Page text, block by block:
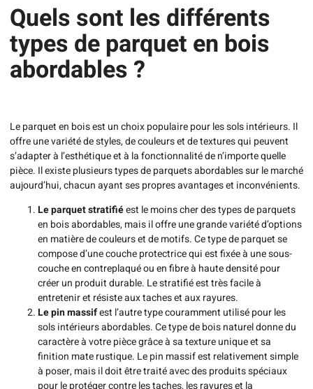
Quels sont les différents
types de parquet en bois
abordables ?
Le parquet en bois est un choix populaire pour les sols intérieurs. Il
offre une variété de styles, de couleurs et de textures qui peuvent
s’adapter à l’esthétique et à la fonctionnalité de n’importe quelle
pièce. Il existe plusieurs types de parquets abordables sur le marché
aujourd’hui, chacun ayant ses propres avantages et inconvénients.
Le parquet stratifiéest le moins cher des types de parquets
en bois abordables, mais il offre une grande variété d’options
en matière de couleurs et de motifs. Ce type de parquet se
compose d’une couche protectrice qui est fixée à une sous-
couche en contreplaqué ou en fibre à haute densité pour
créer un produit durable. Le stratifié est très facile à
entretenir et résiste aux taches et aux rayures.
Le pin massifest l’autre type couramment utilisé pour les
sols intérieurs abordables. Ce type de bois naturel donne du
caractère à votre pièce grâce à sa texture unique et sa
finition mate rustique. Le pin massif est relativement simple
à poser, mais il doit être traité avec des produits spéciaux
pour le protéger contre les taches, les rayures et la